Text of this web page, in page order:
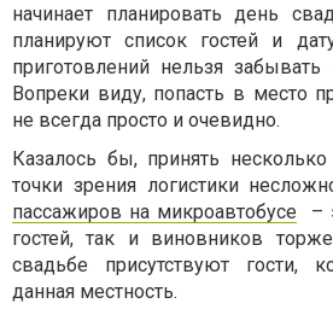
начинает планировать день
планируют список гостей и
приготовлений нельзя
Вопреки виду, попасть в место
не всегда просто и очевидно.
Казалось бы, принять
точки зрения логистики
пассажиров на микроавтобусе
–
гостей, так и виновников
свадьбе присутствуют гости,
данная местность.